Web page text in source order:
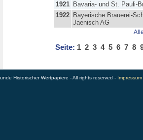
1921 Bavaria- und St. Pauli-
1922 Bayerische Brauerei-
Jaenisch AG
Seite: 1 2 3 4 5 6 7 8
Historischer Wertpapiere - All rights reserved - Impressum